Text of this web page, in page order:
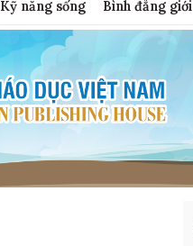
năng sống Bình đẳng giới